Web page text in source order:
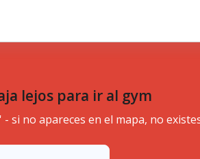
lejos para ir al gym
- si no apareces en el mapa, no